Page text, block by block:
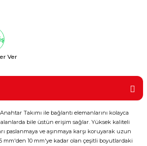
Ver
Takımı ile bağlantı elemanlarını kolayca
alanlarda bile üstün erişim sağlar. Yüksek kaliteli
paslanmaya ve aşınmaya karşı koruyarak uzun
mm'den 10 mm'ye kadar olan çeşitli boyutlardaki